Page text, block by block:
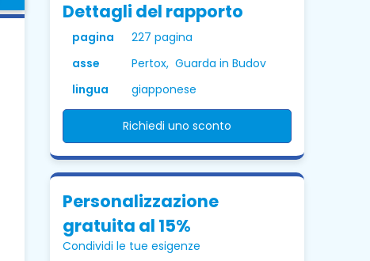
Dettagli del rapporto
pagina
227 pagina
asse
Pertox, Guarda in Budov
lingua
giapponese
Richiedi uno sconto
Personalizzazione
gratuita al 15%
Condividi le tue esigenze